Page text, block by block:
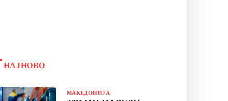
НАЈНОВО
МАКЕДОНИЈА